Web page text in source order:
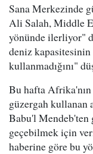
Sana Merkezinde
Ali Salah, Middle
yönünde ilerliyor"
deniz kapasitesinin
kullanmadığını"
Bu hafta
güzergah kullanan
Babu'l Mendeb'ten
geçebilmek için
haberine göre bu